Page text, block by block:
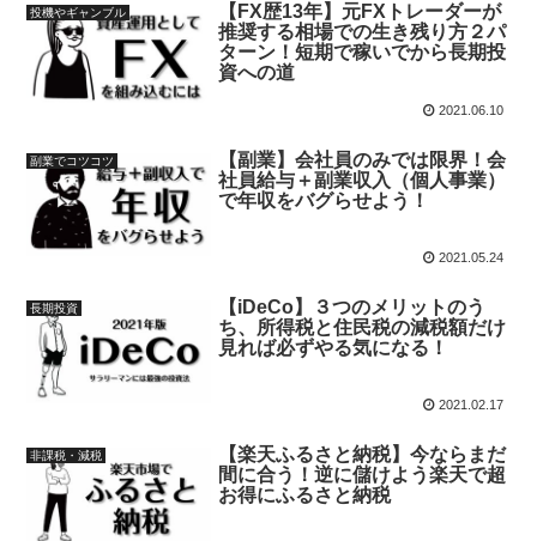
投機やギャンブル
【FX歴13年】元FXトレーダーが
推奨する相場での生き残り方２パ
ターン！短期で稼いでから長期投
資への道
2021.06.10
副業でコツコツ
【副業】会社員のみでは限界！会
社員給与＋副業収入（個人事業）
で年収をバグらせよう！
2021.05.24
長期投資
【iDeCo】３つのメリットのう
ち、所得税と住民税の減税額だけ
見れば必ずやる気になる！
2021.02.17
非課税・減税
【楽天ふるさと納税】今ならまだ
間に合う！逆に儲けよう楽天で超
お得にふるさと納税